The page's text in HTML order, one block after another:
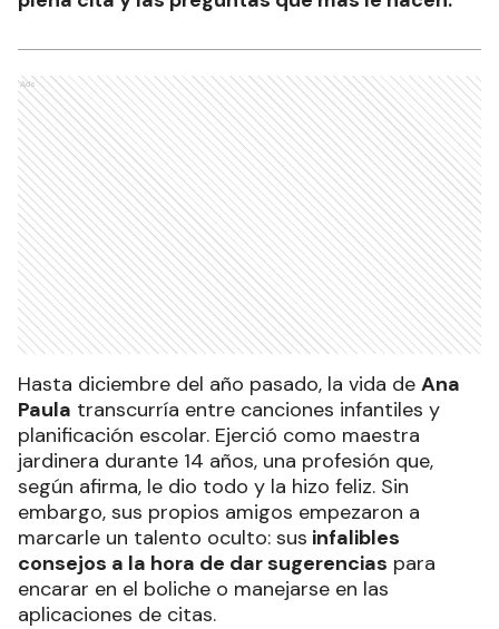
Ads
Hasta diciembre del año pasado, la vida de Ana
Paula transcurría entre canciones infantiles y
planificación escolar. Ejerció como maestra
jardinera durante 14 años, una profesión que,
según afirma, le dio todo y la hizo feliz. Sin
embargo, sus propios amigos empezaron a
marcarle un talento oculto: sus infalibles
consejos a la hora de dar sugerencias para
encarar en el boliche o manejarse en las
aplicaciones de citas.